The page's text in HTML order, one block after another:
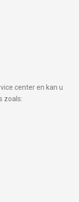
center en kan u
zoals: